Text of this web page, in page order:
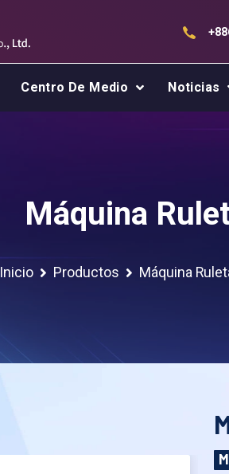
Centro De Medio Noticias
Máquina
Inicio Productos Máquina